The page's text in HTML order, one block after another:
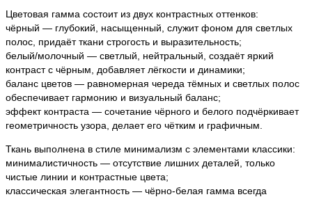
Цветовая гамма состоит из двух контрастных оттенков:
чёрный — глубокий, насыщенный, служит фоном для светлых
полос, придаёт ткани строгость и выразительность;
белый/молочный — светлый, нейтральный, создаёт яркий
контраст с чёрным, добавляет лёгкости и динамики;
баланс цветов — равномерная череда тёмных и светлых полос
обеспечивает гармонию и визуальный баланс;
эффект контраста — сочетание чёрного и белого подчёркивает
геометричность узора, делает его чётким и графичным.
Ткань выполнена в стиле минимализм с элементами классики:
минималистичность — отсутствие лишних деталей, только
чистые линии и контрастные цвета;
классическая элегантность — чёрно-белая гамма всегда